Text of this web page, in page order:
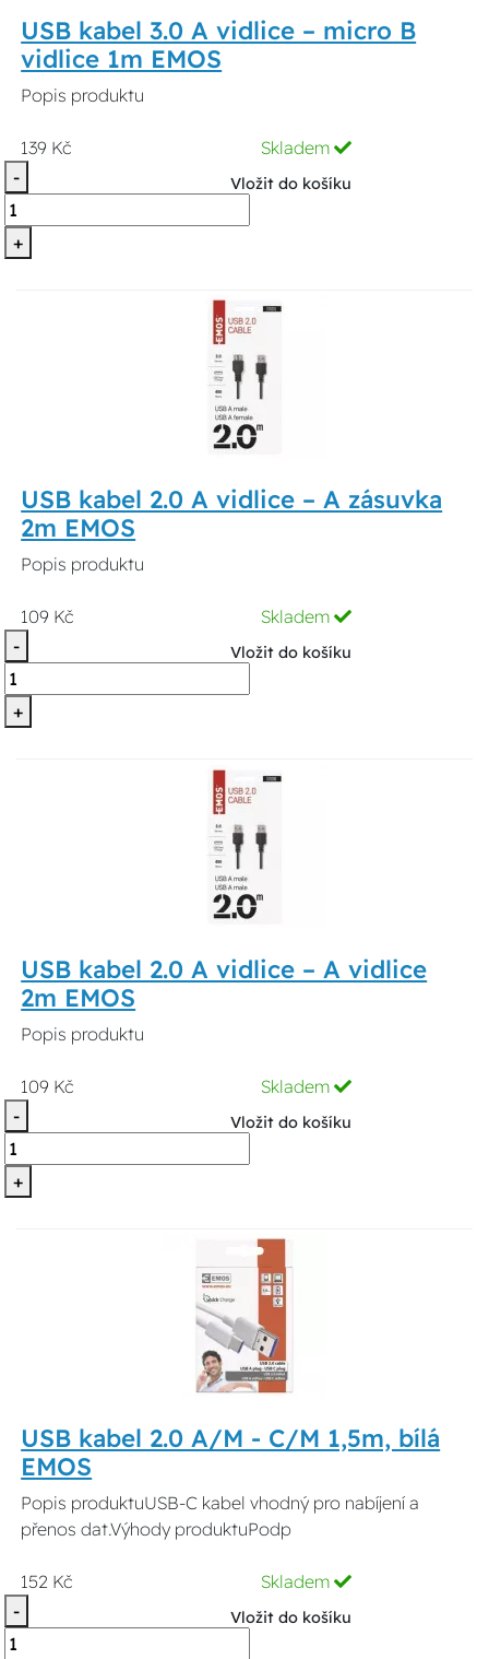
USB kabel 3.0 A vidlice – micro B
vidlice 1m EMOS
Popis produktu
139 Kč
Skladem
-
+
Vložit do košíku
USB kabel 2.0 A vidlice – A zásuvka
2m EMOS
Popis produktu
109 Kč
Skladem
-
+
Vložit do košíku
USB kabel 2.0 A vidlice – A vidlice
2m EMOS
Popis produktu
109 Kč
Skladem
-
+
Vložit do košíku
USB kabel 2.0 A/M - C/M 1,5m, bílá
EMOS
Popis produktuUSB-C kabel vhodný pro nabíjení a
přenos dat.Výhody produktuPodp
152 Kč
Skladem
-
Vložit do košíku